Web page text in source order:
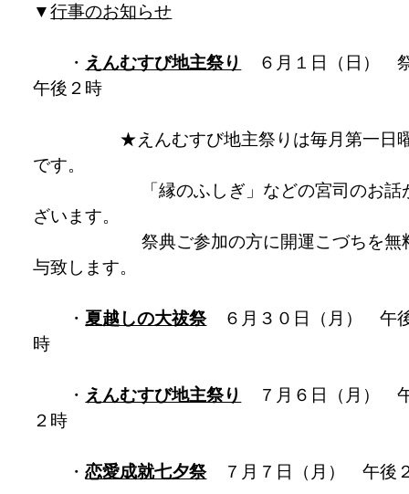
▼行事のお知らせ
・ えんむすび地主祭り
６月１日（日）
午後２時
★えんむすび地主祭りは毎月第一日
です。
「縁のふしぎ」などの宮司のお話
ざいます。
祭典ご参加の方に開運こづちを無
与致します。
・ 夏越しの大祓祭６月３０日（月） 午
時
・ えんむすび地主祭り
７月６日（月）
２時
・恋愛成就七夕祭７月７日（月） 午後